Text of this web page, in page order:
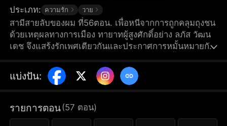
ประเภท: ความรัก วาย
สามีสายลับของผม ที่56ตอน. เพื่อหนีจากการถูกคลุมถุงชน
ด้วยเหตุผลทางการเมือง ทายาทผู้สูงศักดิ์อย่าง ลภัส วัฒน
เดช จึงแสร้งรักเพศเดียวกันและประกาศการหมั้นหมายกับ
แท้จริงแล้วคือ สายลับวิทิต ที่แฝงตัวเข้ามาสืบสวนการ
คอร์รัปชั่นของครอบครัวเขา ความลับที่ถูกปิดบังจึงทำให้
ใหม่ ๆ ที่คาดไม่ถึงที่เกิดขึ้นระหว่างทาง
แบ่งปัน:
รายการตอน(57 ตอน)